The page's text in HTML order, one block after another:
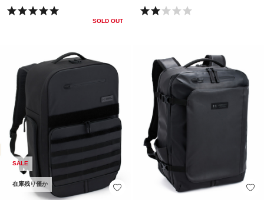
SOLD OUT
SALE
在庫残り僅か